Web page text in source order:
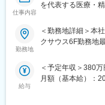
※その他年間研修カ
■働き方の魅力
フレックス制度を
実現できます。
休日・夜間の問い
仕事内容
を代表する医療・
■ポジション概要：
・販売数値管理・
・販売業務・商品
勤務地
＜勤務地詳細＞本
クサウス6F勤務地
給与
＜予定年収＞380
月額（基本給）：